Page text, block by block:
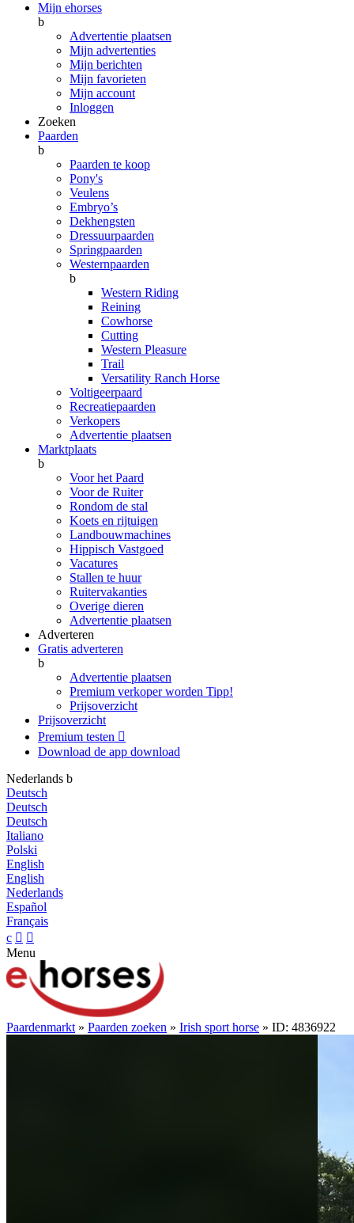
Mijn ehorses
b
Advertentie plaatsen
Mijn advertenties
Mijn berichten
Mijn favorieten
Mijn account
Inloggen
Zoeken
Paarden
b
Paarden te koop
Pony's
Veulens
Embryo’s
Dekhengsten
Dressuurpaarden
Springpaarden
Westernpaarden
b
Western Riding
Reining
Cowhorse
Cutting
Western Pleasure
Trail
Versatility Ranch Horse
Voltigeerpaard
Recreatiepaarden
Verkopers
Advertentie plaatsen
Marktplaats
b
Voor het Paard
Voor de Ruiter
Rondom de stal
Koets en rijtuigen
Landbouwmachines
Hippisch Vastgoed
Vacatures
Stallen te huur
Ruitervakanties
Overige dieren
Advertentie plaatsen
Adverteren
Gratis adverteren
b
Advertentie plaatsen
Premium verkoper worden Tipp!
Prijsoverzicht
Prijsoverzicht
Premium testen 
Download de app download
Nederlands b
Deutsch
Deutsch
Deutsch
Italiano
Polski
English
English
Nederlands
Español
Français
c  
Menu
Paardenmarkt » Paarden zoeken » Irish sport horse » ID: 4836922